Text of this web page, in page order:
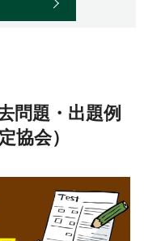
問題・出題例
協会）